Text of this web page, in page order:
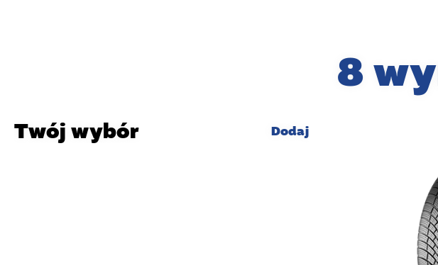
Twój wybór Dodaj
8